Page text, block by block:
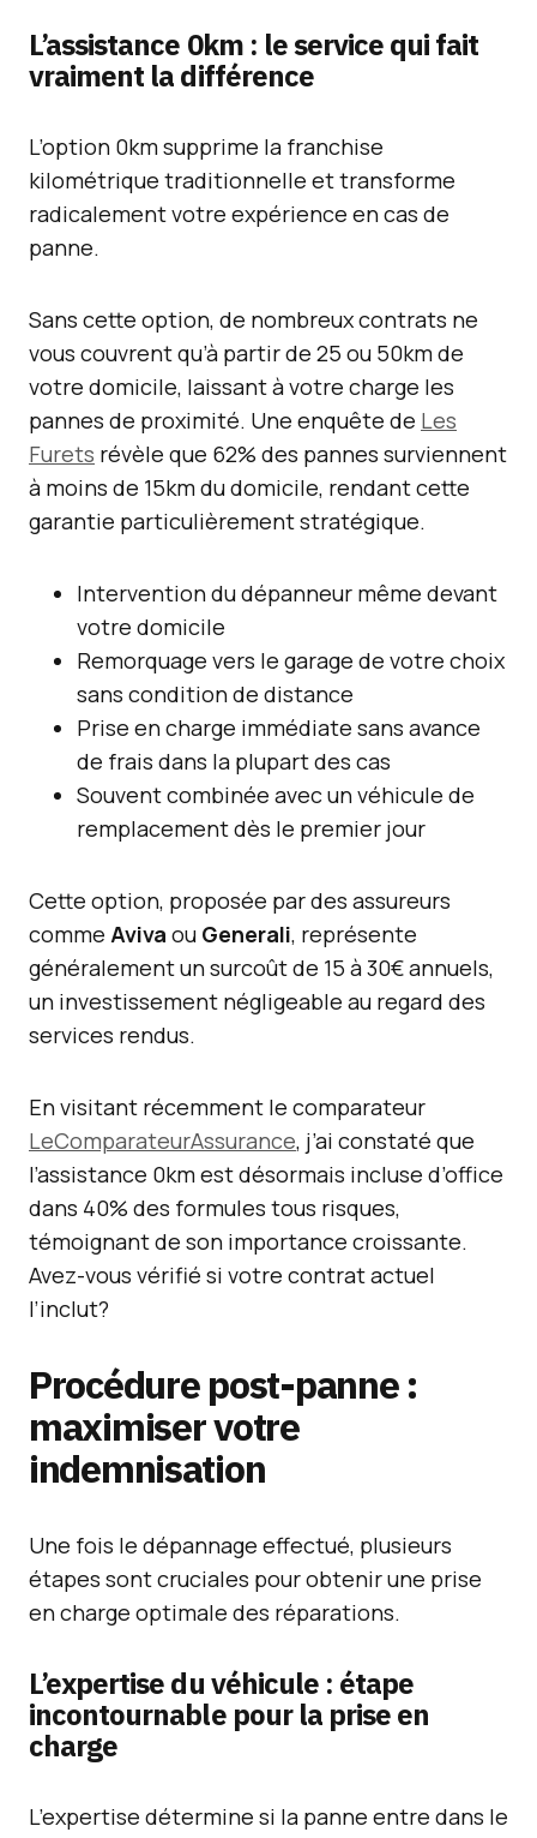
L’assistance 0km : le service qui fait
vraiment la différence
L’option 0km supprime la franchise
kilométrique traditionnelle et transforme
radicalement votre expérience en cas de
panne.
Sans cette option, de nombreux contrats ne
vous couvrent qu’à partir de 25 ou 50km de
votre domicile, laissant à votre charge les
pannes de proximité. Une enquête de Les
Furets révèle que 62% des pannes surviennent
à moins de 15km du domicile, rendant cette
garantie particulièrement stratégique.
Intervention du dépanneur même devant
votre domicile
Remorquage vers le garage de votre choix
sans condition de distance
Prise en charge immédiate sans avance
de frais dans la plupart des cas
Souvent combinée avec un véhicule de
remplacement dès le premier jour
Cette option, proposée par des assureurs
comme Aviva ou Generali, représente
généralement un surcoût de 15 à 30€ annuels,
un investissement négligeable au regard des
services rendus.
En visitant récemment le comparateur
LeComparateurAssurance, j’ai constaté que
l’assistance 0km est désormais incluse d’office
dans 40% des formules tous risques,
témoignant de son importance croissante.
Avez-vous vérifié si votre contrat actuel
l’inclut?
Procédure post-panne :
maximiser votre
indemnisation
Une fois le dépannage effectué, plusieurs
étapes sont cruciales pour obtenir une prise
en charge optimale des réparations.
L’expertise du véhicule : étape
incontournable pour la prise en
charge
L’expertise détermine si la panne entre dans le